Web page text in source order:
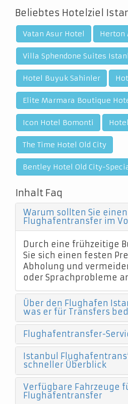
Beliebtes Hotelziel
Vatan Asur Hotel Herton
Villa Sphendone Suites
Hotel Buyuk Sahinler
Elite Marmara Boutique
Icon Hotel Bomonti
The Time Hotel Old City
Bentley Hotel Old City-
Inhalt Faq
Warum sollten Sie
Flughafentransfer im
Durch eine frühzeitige
Sie sich einen festen
Abholung und
oder Sprachprobleme
Über den Flughafen
was er für Transfers
Flughafentransfer-
Istanbul
schneller Überblick
Verfügbare Fahrzeuge
Flughafentransfer